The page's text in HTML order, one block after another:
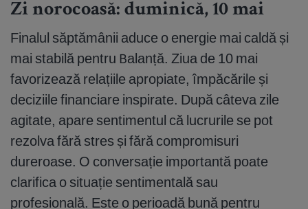
Zi norocoasă: duminică, 10 mai
Finalul săptămânii aduce o energie mai caldă și
mai stabilă pentru Balanță. Ziua de 10 mai
favorizează relațiile apropiate, împăcările și
deciziile financiare inspirate. După câteva zile
agitate, apare sentimentul că lucrurile se pot
rezolva fără stres și fără compromisuri
dureroase. O conversație importantă poate
clarifica o situație sentimentală sau
profesională. Este o perioadă bună pentru